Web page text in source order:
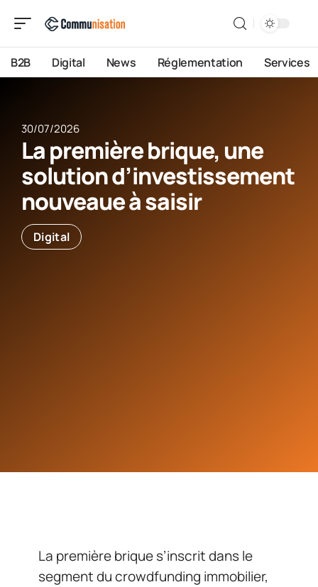
B2B Digital News Réglementation Services
30/07/2026
La première brique, une
solution d’investissement
nouveaue à saisir
Digital
La première brique s’inscrit dans le
segment du crowdfunding immobilier,